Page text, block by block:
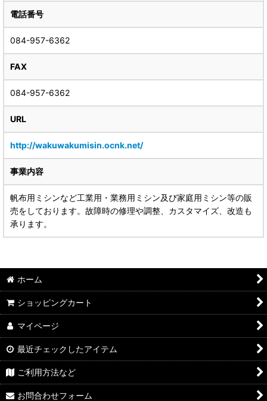
電話番号
084-957-6362
FAX
084-957-6362
URL
http://wakuwakumisin.ocnk.net/
事業内容
帆布用ミシンなど工業用・業務用ミシン及び家庭用ミシン等の販
売をしております。故障時の修理や調整、カスタマイズ、改造も
承ります。
ホーム
ショッピングカート
マイページ
最近チェックしたアイテム
ご利用方法など
お問合わせフォーム